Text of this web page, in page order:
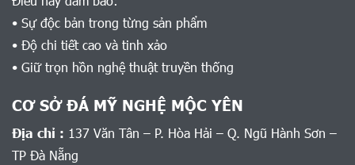
• Sự độc bản trong từng sản phẩm
• Độ chi tiết cao và tinh xảo
• Giữ trọn hồn nghệ thuật truyền thống
CƠ SỞ ĐÁ MỸ NGHỆ MỘC YÊN
Địa chỉ : 137 Văn Tân – P. Hòa Hải – Q. Ngũ Hành Sơn –
TP Đà Nẵng